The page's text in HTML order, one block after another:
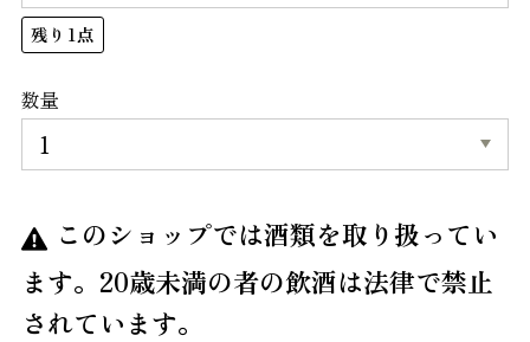
残り1点
数量
このショップでは酒類を取り扱ってい
ます。20歳未満の者の飲酒は法律で禁止
されています。